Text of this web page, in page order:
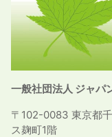
一般社団法人 ジャパ
〒102-0083 東京都
ス麹町1階